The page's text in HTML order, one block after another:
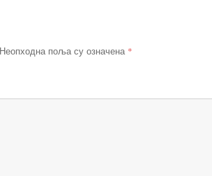
Неопходна поља су означена *